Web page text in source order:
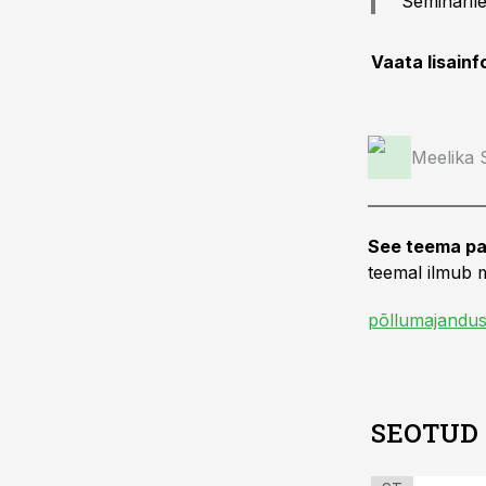
Vaata
Meelika
See teema
teemal ilmub
SEOTUD